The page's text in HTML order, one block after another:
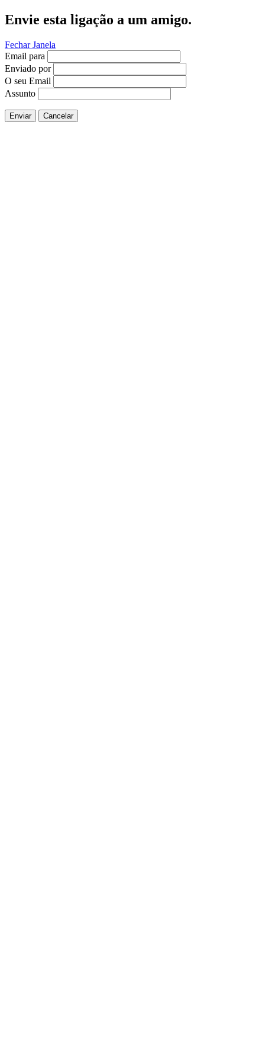
Envie esta ligação a um amigo.
Fechar Janela
Email para
Enviado por
O seu Email
Assunto
Enviar Cancelar